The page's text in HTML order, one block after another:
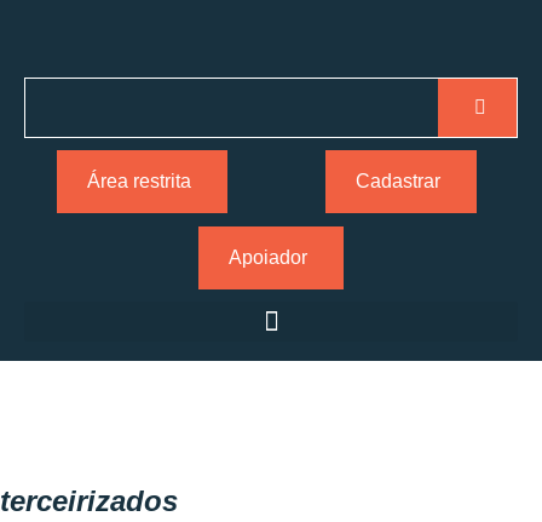
Área restrita Cadastrar
Apoiador
terceirizados